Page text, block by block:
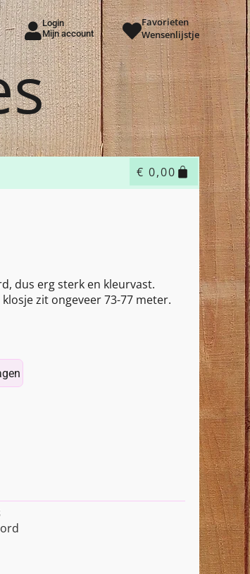
Login
Mijn account
Favorieten
Wensenlijstje
€ 0,00
dus erg sterk en kleurvast.
zit ongeveer 73-77 meter.